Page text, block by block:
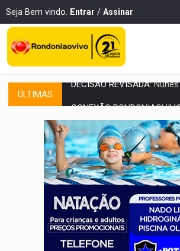
Seja Bem vindo. Entrar / Assinar
ÚLTIMAS
ELEIÇÕES 2026:Patrimônio de
VÍDEO:Quadrilha é flagrada
BAIRRO TEIXEIRÃO:MPF cobra
SUCESSO NA ABERTURA:2ª
REESTRUTURAÇÃO: Secretário
SAÚDE INDÍGENA:Pirahã terão